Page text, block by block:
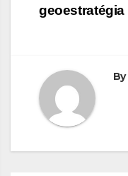
geoestratégia
By